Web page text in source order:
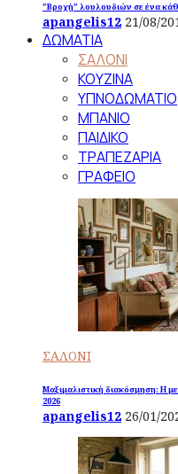
”Βροχή” λουλουδιών σε ένα
apangelis12 21/08/
ΔΩΜΑΤΙΑ
ΣΑΛΟΝΙ
ΚΟΥΖΙΝΑ
ΥΠΝΟΔΩΜΑΤΙΟ
ΜΠΑΝΙΟ
ΠΑΙΔΙΚΟ
ΤΡΑΠΕΖΑΡΙΑ
ΓΡΑΦΕΙΟ
ΣΑΛΟΝΙ
Μαξιμαλιστική διακόσμηση: Η
2026
apangelis12 26/01/